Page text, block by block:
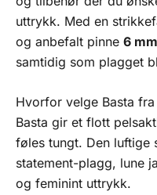
uttrykk. Med en
og anbefalt pinne 6 mm
samtidig som plagget
Hvorfor velge Basta fra
Basta gir et flott
føles tungt. Den luftige
statement-plagg, lune
og feminint uttrykk.